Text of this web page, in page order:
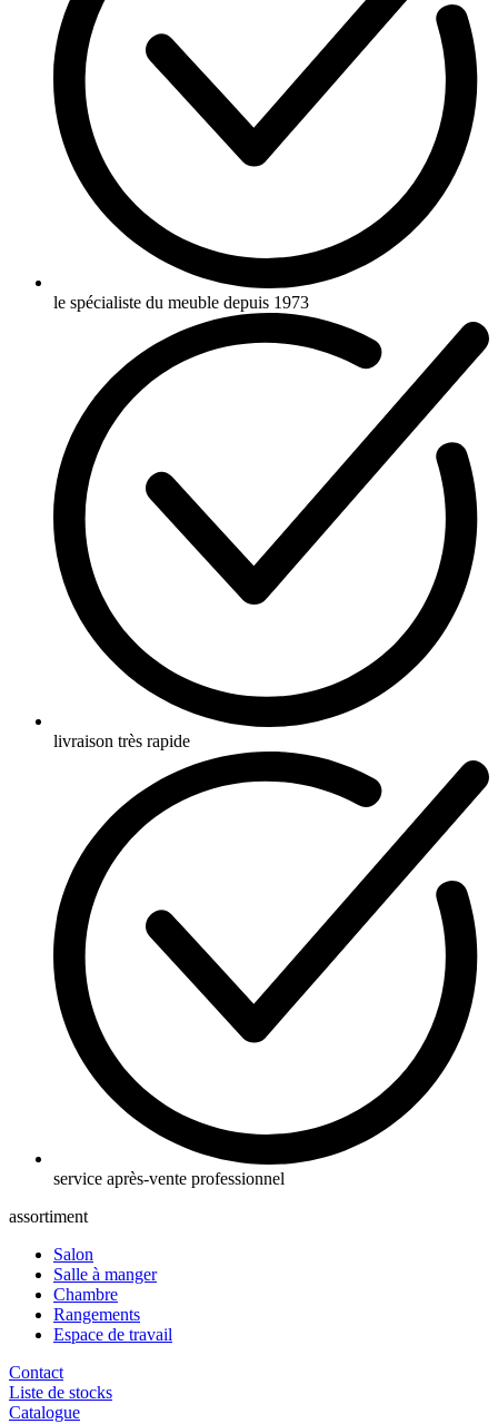
le spécialiste du meuble depuis 1973
livraison très rapide
service après-vente professionnel
assortiment
Salon
Salle à manger
Chambre
Rangements
Espace de travail
Contact
Liste de stocks
Catalogue